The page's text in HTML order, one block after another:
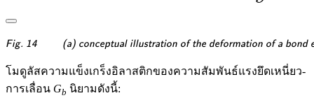
Fig. 14 (a) conceptual illustration of the deformation of a bond
โมดูลัสความแข็งเกร็งอิลาสติกของความสัมพันธ์แรงยึดเหนี่ยว-
การเลื่อน Gb นิยามดังนี้: